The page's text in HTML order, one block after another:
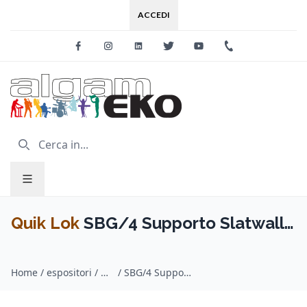
ACCEDI
FacebookInstagramLinkedinTwitter Youtube
Quik Lok SBG/4 Supporto Slatwall
Home / espositori / Quik Lok / SBG/4 Supporto Slatwall per Chitarra e Basso